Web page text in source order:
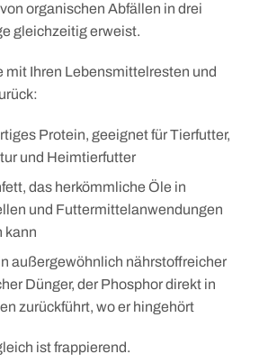
organischen Abfällen in drei
gleichzeitig erweist.
mit Ihren Lebensmittelresten und
Protein, geeignet für Tierfutter,
und Heimtierfutter
das herkömmliche Öle in
und Futtermittelanwendungen
kann
außergewöhnlich nährstoffreicher
Dünger, der Phosphor direkt in
zurückführt, wo er hingehört
ist frappierend.